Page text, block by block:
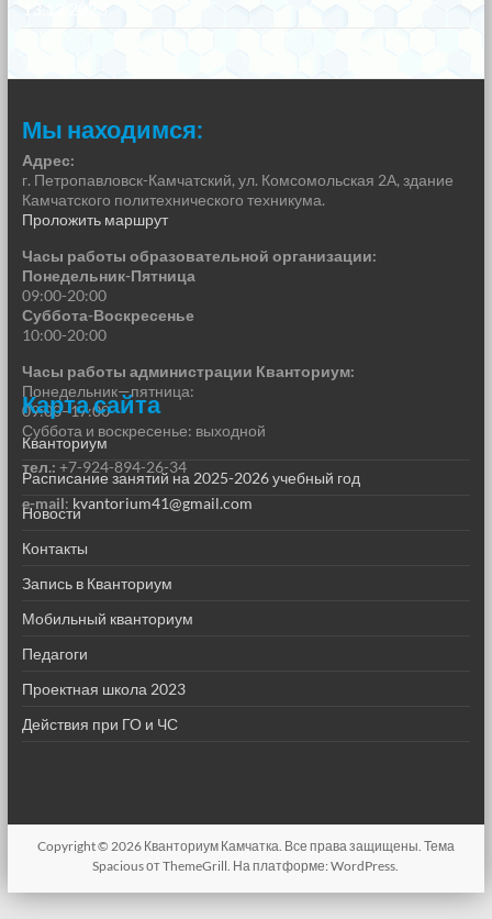
Мы находимся:
Адрес:
г. Петропавловск-Камчатский, ул. Комсомольская 2А, здание
Камчатского политехнического техникума.
Проложить маршрут
Часы работы образовательной организации:
Понедельник-Пятница
09:00-20:00
Суббота-Воскресенье
10:00-20:00
Часы работы администрации Кванториум:
Понедельник—пятница:
09:00–17:00
Суббота и воскресенье: выходной
тел.: +7-924-894-26-34
e-mail: kvantorium41@gmail.com
Карта сайта
Кванториум
Расписание занятий на 2025-2026 учебный год
Новости
Контакты
Запись в Кванториум
Мобильный кванториум
Педагоги
Проектная школа 2023
Действия при ГО и ЧС
Copyright © 2026 Кванториум Камчатка. Все права защищены. Тема
Spaciousот ThemeGrill. На платформе:WordPress.